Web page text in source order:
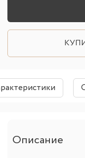
Описание